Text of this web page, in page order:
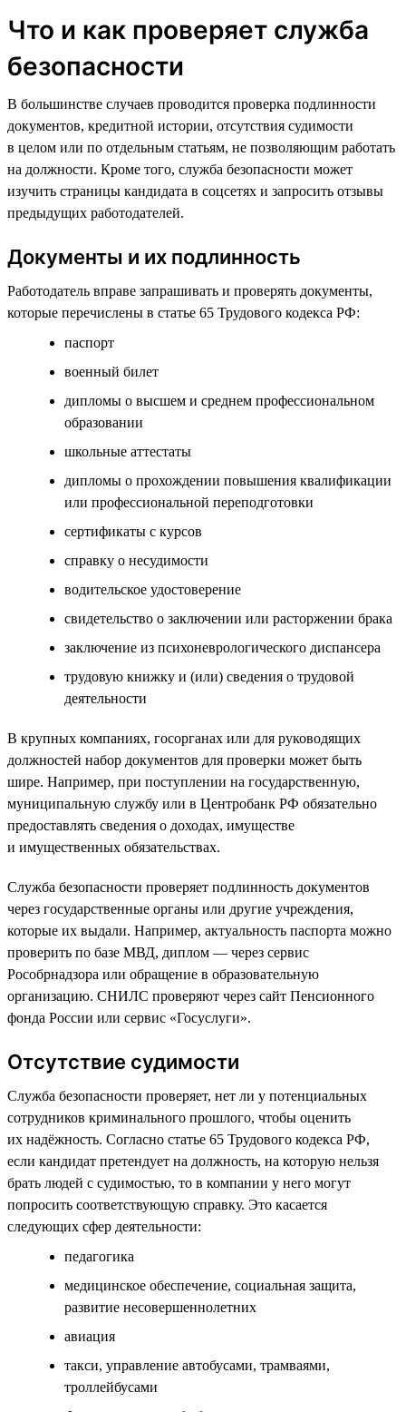
Что и как проверяет служба
безопасности
В большинстве случаев проводится проверка подлинности
документов, кредитной истории, отсутствия судимости
в целом или по отдельным статьям, не позволяющим работать
на должности. Кроме того, служба безопасности может
изучить страницы кандидата в соцсетях и запросить отзывы
предыдущих работодателей.
Документы и их подлинность
Работодатель вправе запрашивать и проверять документы,
которые перечислены в статье 65 Трудового кодекса РФ:
паспорт
военный билет
дипломы о высшем и среднем профессиональном
образовании
школьные аттестаты
дипломы о прохождении повышения квалификации
или профессиональной переподготовки
сертификаты с курсов
справку о несудимости
водительское удостоверение
свидетельство о заключении или расторжении брака
заключение из психоневрологического диспансера
трудовую книжку и (или) сведения о трудовой
деятельности
В крупных компаниях, госорганах или для руководящих
должностей набор документов для проверки может быть
шире. Например, при поступлении на государственную,
муниципальную службу или в Центробанк РФ обязательно
предоставлять сведения о доходах, имуществе
и имущественных обязательствах.
Служба безопасности проверяет подлинность документов
через государственные органы или другие учреждения,
которые их выдали. Например, актуальность паспорта можно
проверить по базе МВД, диплом — через сервис
Рособрнадзора или обращение в образовательную
организацию. СНИЛС проверяют через сайт Пенсионного
фонда России или сервис «Госуслуги».
Отсутствие судимости
Служба безопасности проверяет, нет ли у потенциальных
сотрудников криминального прошлого, чтобы оценить
их надёжность. Согласно статье 65 Трудового кодекса РФ,
если кандидат претендует на должность, на которую нельзя
брать людей с судимостью, то в компании у него могут
попросить соответствующую справку. Это касается
следующих сфер деятельности:
педагогика
медицинское обеспечение, социальная защита,
развитие несовершеннолетних
авиация
такси, управление автобусами, трамваями,
троллейбусами